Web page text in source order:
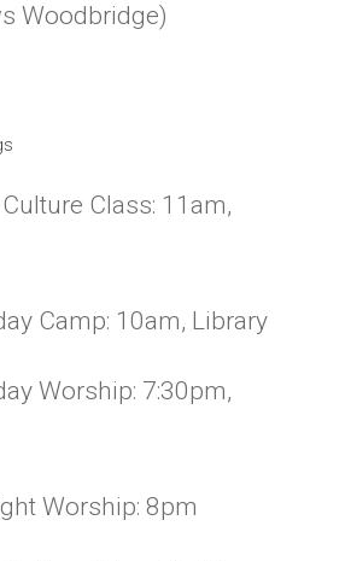
Woodbridge)
Class: 11am,
Camp: 10am, Library
Worship: 7:30pm,
Worship: 8pm